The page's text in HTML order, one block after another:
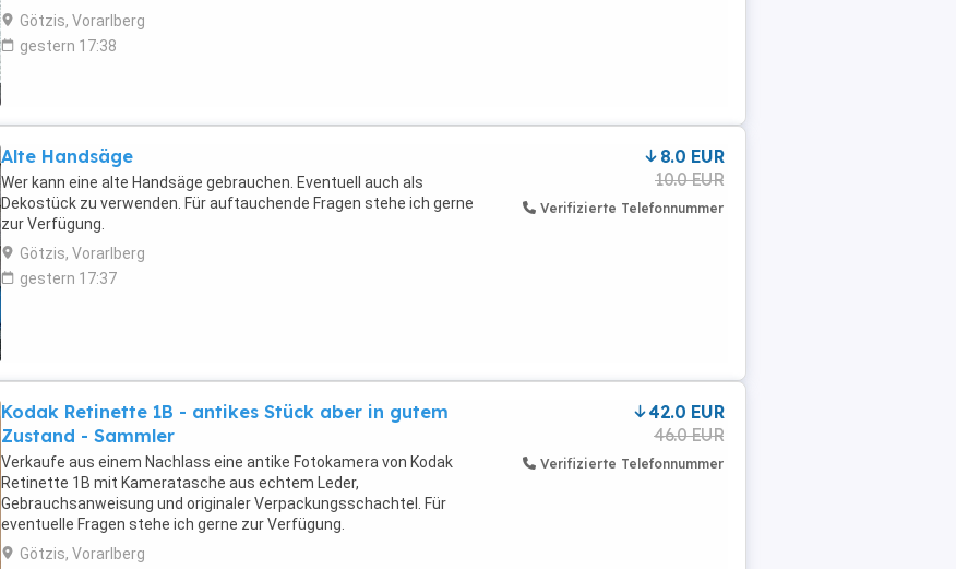
befestigt war (kann ich aber auch gerne entfernen, ...
Götzis, Vorarlberg
gestern 17:38
Alte Handsäge
Wer kann eine alte Handsäge gebrauchen. Eventuell auch als
Dekostück zu verwenden. Für auftauchende Fragen stehe ich gerne
zur Verfügung.
Götzis, Vorarlberg
gestern 17:37
8.0 EUR
10.0 EUR
Verifizierte Telefonnummer
Kodak Retinette 1B - antikes Stück aber in gutem
Zustand - Sammler
Verkaufe aus einem Nachlass eine antike Fotokamera von Kodak
Retinette 1B mit Kameratasche aus echtem Leder,
Gebrauchsanweisung und originaler Verpackungsschachtel. Für
eventuelle Fragen stehe ich gerne zur Verfügung.
Götzis, Vorarlberg
42.0 EUR
46.0 EUR
Verifizierte Telefonnummer